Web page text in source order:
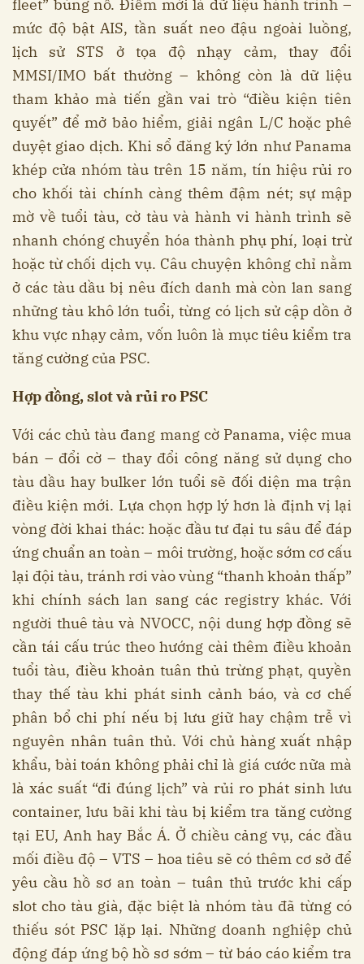
fleet” bùng nổ. Điểm mới là dữ liệu hành trình –
mức độ bật AIS, tần suất neo đậu ngoài luồng,
lịch sử STS ở tọa độ nhạy cảm, thay đổi
MMSI/IMO bất thường – không còn là dữ liệu
tham khảo mà tiến gần vai trò “điều kiện tiên
quyết” để mở bảo hiểm, giải ngân L/C hoặc phê
duyệt giao dịch. Khi sổ đăng ký lớn như Panama
khép cửa nhóm tàu trên 15 năm, tín hiệu rủi ro
cho khối tài chính càng thêm đậm nét; sự mập
mờ về tuổi tàu, cờ tàu và hành vi hành trình sẽ
nhanh chóng chuyển hóa thành phụ phí, loại trừ
hoặc từ chối dịch vụ. Câu chuyện không chỉ nằm
ở các tàu dầu bị nêu đích danh mà còn lan sang
những tàu khô lớn tuổi, từng có lịch sử cập dồn ở
khu vực nhạy cảm, vốn luôn là mục tiêu kiểm tra
tăng cường của PSC.
Hợp đồng, slot và rủi ro PSC
Với các chủ tàu đang mang cờ Panama, việc mua
bán – đổi cờ – thay đổi công năng sử dụng cho
tàu dầu hay bulker lớn tuổi sẽ đối diện ma trận
điều kiện mới. Lựa chọn hợp lý hơn là định vị lại
vòng đời khai thác: hoặc đầu tư đại tu sâu để đáp
ứng chuẩn an toàn – môi trường, hoặc sớm cơ cấu
lại đội tàu, tránh rơi vào vùng “thanh khoản thấp”
khi chính sách lan sang các registry khác. Với
người thuê tàu và NVOCC, nội dung hợp đồng sẽ
cần tái cấu trúc theo hướng cài thêm điều khoản
tuổi tàu, điều khoản tuân thủ trừng phạt, quyền
thay thế tàu khi phát sinh cảnh báo, và cơ chế
phân bổ chi phí nếu bị lưu giữ hay chậm trễ vì
nguyên nhân tuân thủ. Với chủ hàng xuất nhập
khẩu, bài toán không phải chỉ là giá cước nữa mà
là xác suất “đi đúng lịch” và rủi ro phát sinh lưu
container, lưu bãi khi tàu bị kiểm tra tăng cường
tại EU, Anh hay Bắc Á. Ở chiều cảng vụ, các đầu
mối điều độ – VTS – hoa tiêu sẽ có thêm cơ sở để
yêu cầu hồ sơ an toàn – tuân thủ trước khi cấp
slot cho tàu già, đặc biệt là nhóm tàu đã từng có
thiếu sót PSC lặp lại. Những doanh nghiệp chủ
động đáp ứng bộ hồ sơ sớm – từ báo cáo kiểm tra